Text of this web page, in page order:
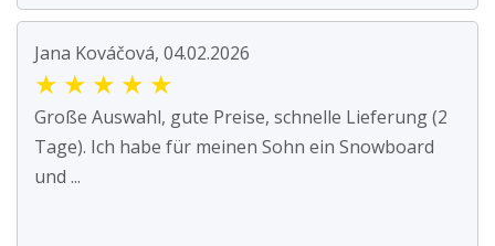
Jana Kováčová, 04.02.2026
★ ★ ★ ★ ★
Große Auswahl, gute Preise, schnelle Lieferung (2
Tage). Ich habe für meinen Sohn ein Snowboard
und ...